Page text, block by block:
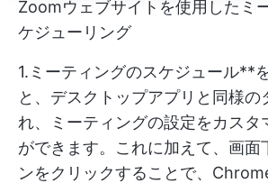
Zoomウェブサイトを使用したミ
ケジューリング
1.ミーティングのスケジュール**
と、デスクトップアプリと同様の
れ、ミーティングの設定をカスタ
ができます。これに加えて、画面
ンをクリックすることで、